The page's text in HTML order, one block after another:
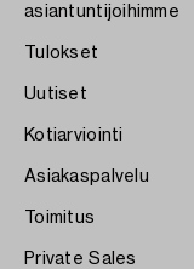
asiantuntijoihimme
Tulokset
Uutiset
Kotiarviointi
Asiakaspalvelu
Toimitus
Private Sales